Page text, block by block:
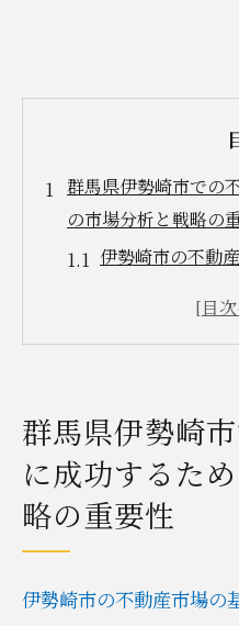
群馬県伊勢崎市での
の市場分析と戦略の
伊勢崎市の不動
不動産売却に影
データに基づく
市場分析を活用
売却戦略の構築法
群馬県伊勢崎
に成功するた
略の重要性
伊勢崎市の不動産市場の